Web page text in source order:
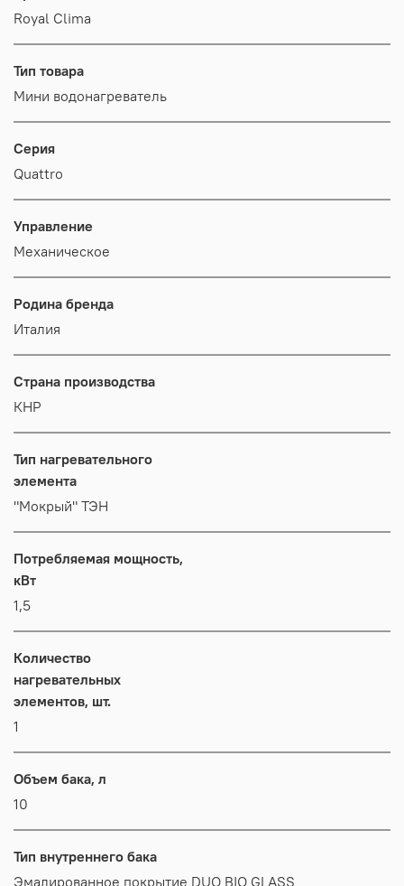
Royal Clima
Тип товара
Мини водонагреватель
Серия
Quattro
Управление
Механическое
Родина бренда
Италия
Страна производства
КНР
Тип нагревательного
элемента
"Мокрый" ТЭН
Потребляемая мощность,
кВт
1,5
Количество
нагревательных
элементов, шт.
1
Объем бака, л
10
Тип внутреннего бака
Эмалированное покрытие DUO BIO GLASS